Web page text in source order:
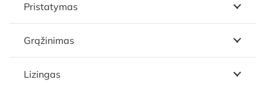
Pristatymas
Grąžinimas
Lizingas